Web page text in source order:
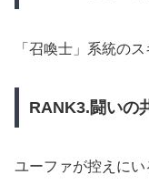
「召喚士」系統の
RANK3.闘いの
ユーファが控えに